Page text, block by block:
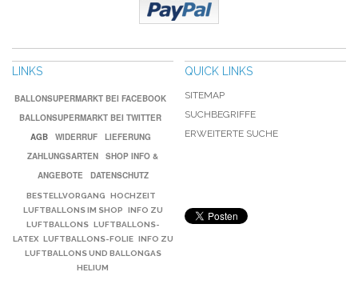
LINKS
BALLONSUPERMARKT BEI FACEBOOK
BALLONSUPERMARKT BEI TWITTER
AGB
WIDERRUF
LIEFERUNG
ZAHLUNGSARTEN
SHOP INFO &
ANGEBOTE
DATENSCHUTZ
BESTELLVORGANG
HOCHZEIT
LUFTBALLONS IM SHOP
INFO ZU
LUFTBALLONS LUFTBALLONS-
LATEX LUFTBALLONS-FOLIE INFO ZU
LUFTBALLONS UND BALLONGAS
HELIUM
QUICK LINKS
SITEMAP
SUCHBEGRIFFE
ERWEITERTE SUCHE